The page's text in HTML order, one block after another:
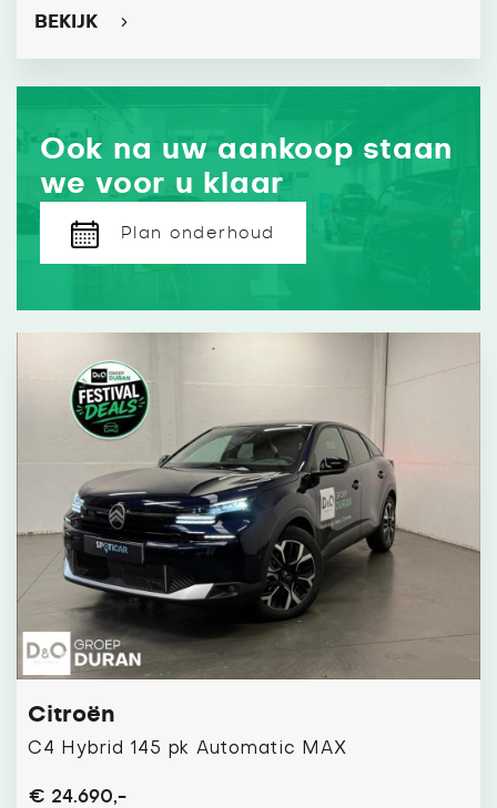
BEKIJK
Ook na uw aankoop staan
we voor u klaar
Plan onderhoud
Citroën
C4 Hybrid 145 pk Automatic MAX
€ 24.690,-